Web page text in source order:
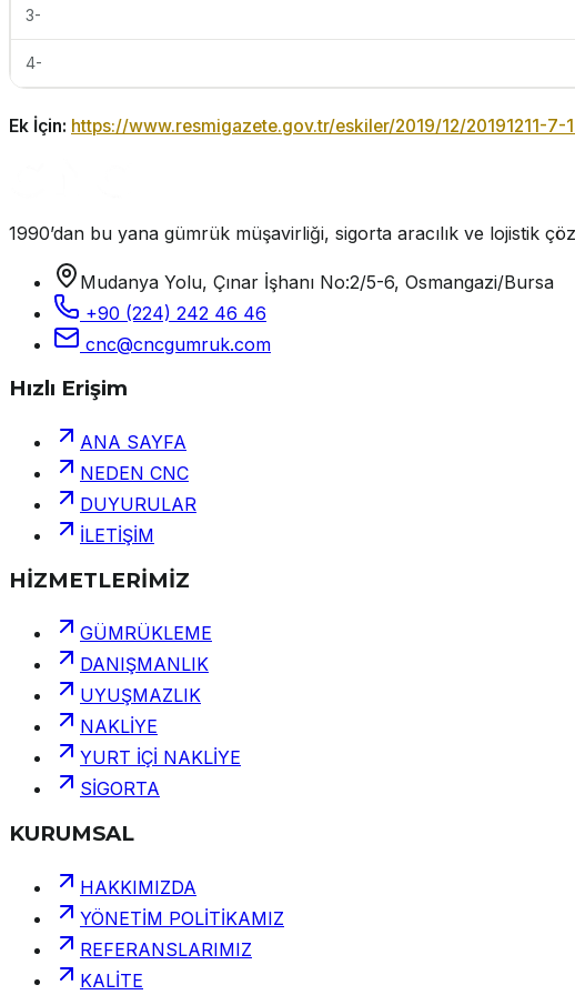
3-
4-
Ek İçin: https://www.resmigazete.gov.tr/eskiler/2019/12/20191211-7-
1990’dan bu yana gümrük müşavirliği, sigorta aracılık ve lojistik
Mudanya Yolu, Çınar İşhanı No:2/5-6, Osmangazi/Bursa
+90 (224) 242 46 46
cnc@cncgumruk.com
Hızlı Erişim
ANA SAYFA
NEDEN CNC
DUYURULAR
İLETİŞİM
HİZMETLERİMİZ
GÜMRÜKLEME
DANIŞMANLIK
UYUŞMAZLIK
NAKLİYE
YURT İÇİ NAKLİYE
SİGORTA
KURUMSAL
HAKKIMIZDA
YÖNETİM POLİTİKAMIZ
REFERANSLARIMIZ
KALİTE